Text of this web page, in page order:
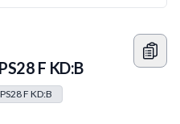
F KD:B
F KD:B